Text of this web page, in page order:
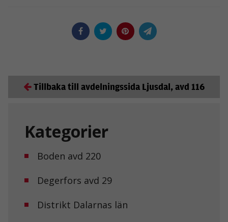
Tillbaka till avdelningssida Ljusdal, avd 116
Kategorier
Boden avd 220
Degerfors avd 29
Distrikt Dalarnas län